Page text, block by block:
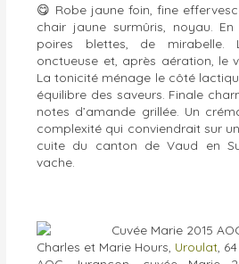
😋 Robe jaune foin, fine
chair jaune surmûris, noyau.
poires blettes, de mirabelle.
onctueuse et, après aération, le
La tonicité ménage le côté
équilibre des saveurs. Finale
notes d’amande grillée. Un
complexité qui conviendrait sur
cuite du canton de Vaud en
vache.
Charles et Marie Hours, Uroulat,